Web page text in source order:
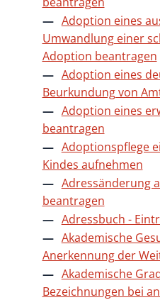
Adoption eines
Umwandlung einer
Adoption beantragen
Adoption eines
Beurkundung von
Adoption eines
beantragen
Adoptionspflege
Kindes aufnehmen
Adressänderung
beantragen
Adressbuch -
Akademische
Anerkennung der
Akademische
Bezeichnungen bei